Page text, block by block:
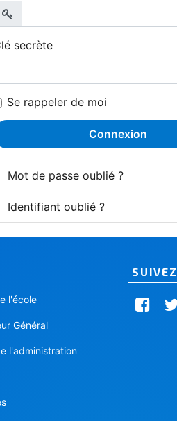
Afficher
secrète
Se rappeler de moi
Connexion
Mot de passe oublié ?
Identifiant oublié ?
l'école
Général
l'administration